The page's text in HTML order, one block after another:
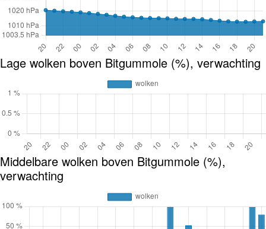
Lage wolken boven Bitgummole (%), verwachting
Middelbare wolken boven Bitgummole (%),
verwachting